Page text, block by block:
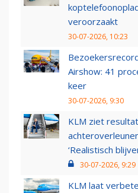
veroorzaakt
30-07-2026, 10:23
Airshow: 41
keer
30-07-2026, 9:30
KLM ziet
‘Realistisch
30-07-2026, 9:29
KLM laat